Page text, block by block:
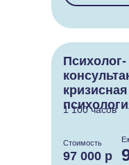
Психолог-
кризисная
1 100 часов
97 000 р
Стоимость